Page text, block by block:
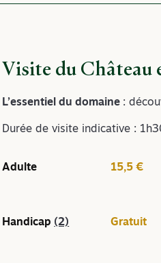
Visite du Château
L’essentiel du domaine :
Durée de visite indicative :
Adulte 15,5 €
Handicap (2) Gratuit